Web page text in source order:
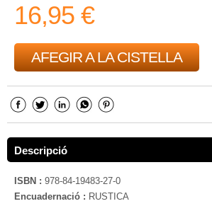
16,95 €
AFEGIR A LA CISTELLA
Descripció
ISBN : 978-84-19483-27-0
Encuadernació : RUSTICA